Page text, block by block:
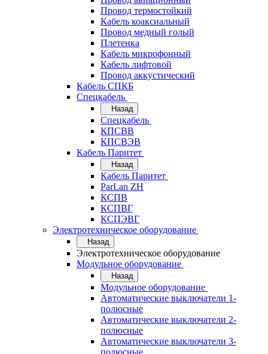
Провод термостойкий
Кабель коаксиальный
Провод медный голый
Плетенка
Кабель микрофонный
Кабель лифтовой
Провод аккустический
Кабель СПКБ
Спецкабель
Назад
Спецкабель
КПСВВ
КПСВЭВ
Кабель Паритет
Назад
Кабель Паритет
ParLan ZH
КСПВ
КСПВГ
КСПЭВГ
Электротехническое оборудование
Назад
Электротехническое оборудование
Модульное оборудование
Назад
Модульное оборудование
Автоматические выключатели 1-
полюсные
Автоматические выключатели 2-
полюсные
Автоматические выключатели 3-
полюсные